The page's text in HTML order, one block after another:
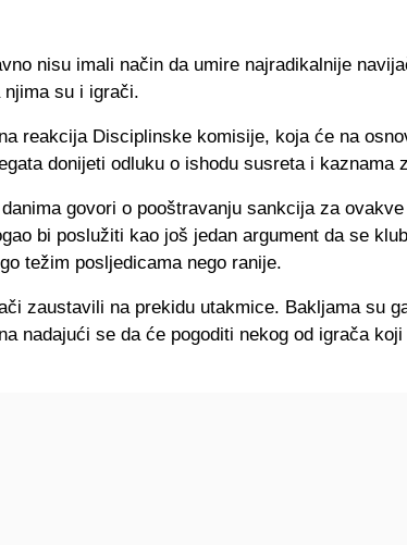
nisu imali način da umire najradikalnije
su i igrači.
reakcija Disciplinske komisije, koja će na
donijeti odluku o ishodu susreta i kaznama
govori o pooštravanju sankcija za
bi poslužiti kao još jedan argument da se
težim posljedicama nego ranije.
zaustavili na prekidu utakmice. Bakljama su
nadajući se da će pogoditi nekog od igrača